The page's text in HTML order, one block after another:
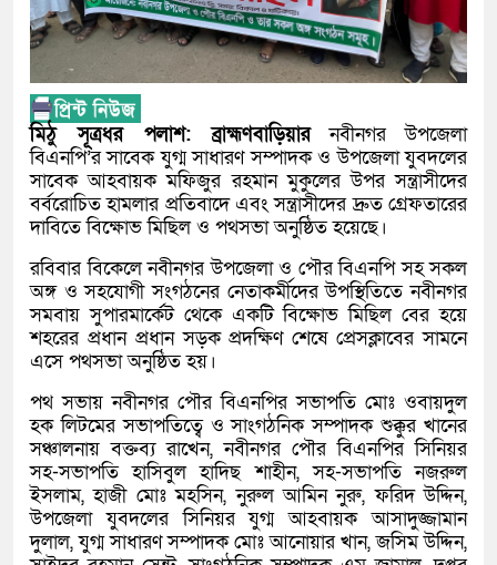
নবীনগরে জনবান্ধব তিন সিদ্ধান্তের
মান্নান
মিঠু সূত্রধর পলাশ: ব্রাহ্মণবাড়িয়ারনবীনগর উপজেলা
বিএনপি’র সাবেক যুগ্ম সাধারণ সম্পাদক ও উপজেলা যুবদলের
সাবেক আহবায়ক মফিজুর রহমান মুকুলের উপর সন্ত্রাসীদের
বর্বরোচিত হামলার প্রতিবাদে এবং সন্ত্রাসীদের দ্রুত গ্রেফতারের
দাবিতে বিক্ষোভ মিছিল ও পথসভা অনুষ্ঠিত হয়েছে।
রবিবার বিকেলে নবীনগর উপজেলা ও পৌর বিএনপি সহ সকল
অঙ্গ ও সহযোগী সংগঠনের নেতাকর্মীদের উপস্থিতিতে নবীনগর
সমবায় সুপারমার্কেট থেকে একটি বিক্ষোভ মিছিল বের হয়ে
শহরের প্রধান প্রধান সড়ক প্রদক্ষিণ শেষে প্রেসক্লাবের সামনে
এসে পথসভা অনুষ্ঠিত হয়।
পথ সভায় নবীনগর পৌর বিএনপির সভাপতি মোঃ ওবায়দুল
হক লিটমের সভাপতিত্বে ও সাংগঠনিক সম্পাদক শুক্কুর খানের
সঞ্চালনায় বক্তব্য রাখেন, নবীনগর পৌর বিএনপির সিনিয়র
সহ-সভাপতি হাসিবুল হাদিছ শাহীন, সহ-সভাপতি নজরুল
ইসলাম, হাজী মোঃ মহসিন, নুরুল আমিন নুরু, ফরিদ উদ্দিন,
উপজেলা যুবদলের সিনিয়র যুগ্ম আহবায়ক আসাদুজ্জামান
দুলাল, যুগ্ম সাধারণ সম্পাদক মোঃ আনোয়ার খান, জসিম উদ্দিন,